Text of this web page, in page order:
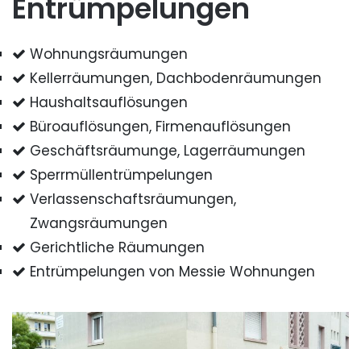
Entrümpelungen
Wohnungsräumungen
Kellerräumungen, Dachbodenräumungen
Haushaltsauflösungen
Büroauflösungen, Firmenauflösungen
Geschäftsräumunge, Lagerräumungen
Sperrmüllentrümpelungen
Verlassenschaftsräumungen,
Zwangsräumungen
Gerichtliche Räumungen
Entrümpelungen von Messie Wohnungen